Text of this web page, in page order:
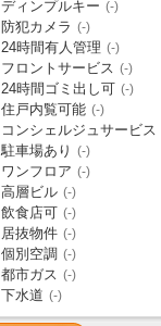
ディンプルキー (-)
防犯カメラ (-)
24時間有人管理 (-)
フロントサービス (-)
24時間ゴミ出し可 (-)
住戸内覧可能 (-)
コンシェルジュサービス
駐車場あり (-)
ワンフロア (-)
高層ビル (-)
飲食店可 (-)
居抜物件 (-)
個別空調 (-)
都市ガス (-)
下水道 (-)